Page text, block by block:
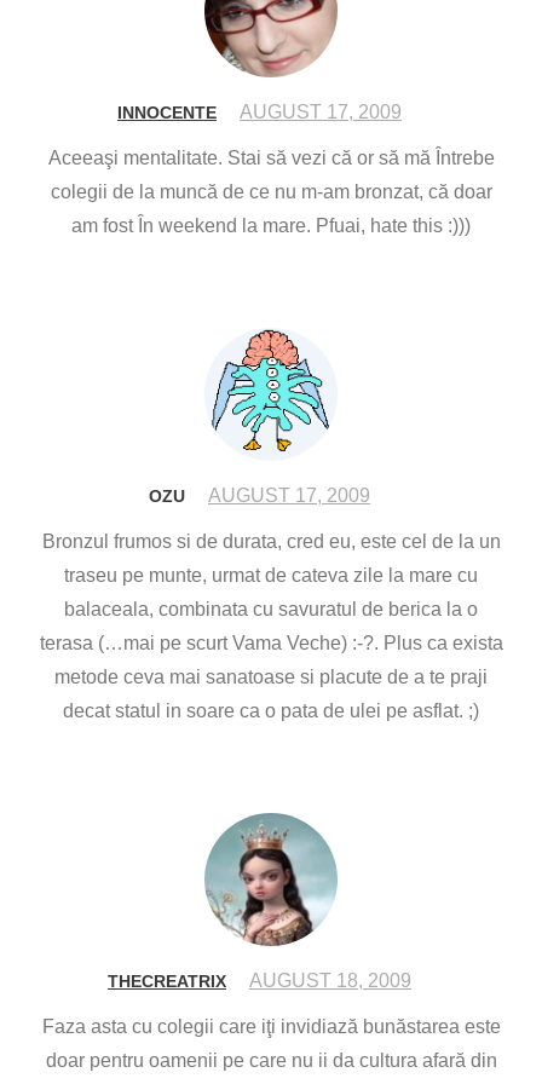
INNOCENTE AUGUST 17, 2009
Aceeaşi mentalitate. Stai să vezi că or să mă Întrebe
colegii de la muncă de ce nu m-am bronzat, că doar
am fost În weekend la mare. Pfuai, hate this :)))
OZU AUGUST 17, 2009
Bronzul frumos si de durata, cred eu, este cel de la un
traseu pe munte, urmat de cateva zile la mare cu
balaceala, combinata cu savuratul de berica la o
terasa (…mai pe scurt Vama Veche) :-?. Plus ca exista
metode ceva mai sanatoase si placute de a te praji
decat statul in soare ca o pata de ulei pe asflat. ;)
THECREATRIX AUGUST 18, 2009
Faza asta cu colegii care iţi invidiază bunăstarea este
doar pentru oamenii pe care nu ii da cultura afară din